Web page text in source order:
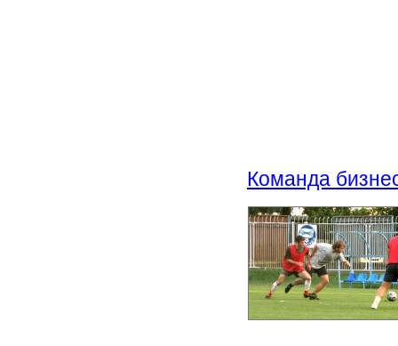
Команда